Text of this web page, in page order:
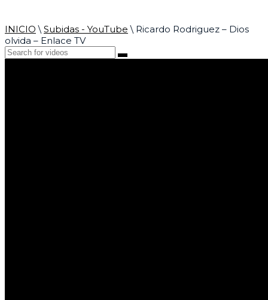
INICIO \ Subidas - YouTube \ Ricardo Rodriguez – Dios
olvida – Enlace TV